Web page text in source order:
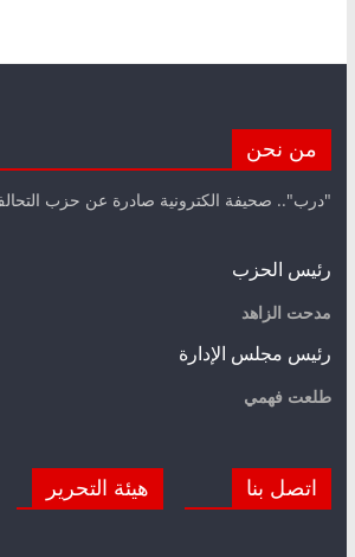
من نحن
"درب".. صحيفة الكترونية صادرة عن حزب
رئيس الحزب
مدحت الزاهد
رئيس مجلس الإدارة
طلعت فهمي
اتصل بنا هيئة التحرير